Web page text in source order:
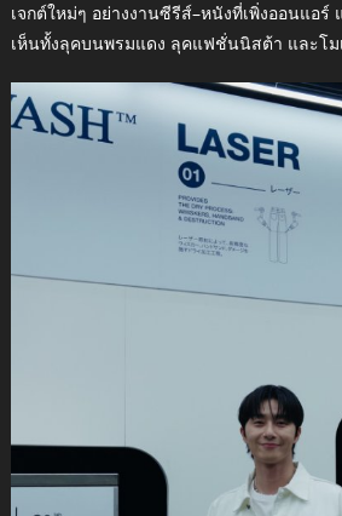
เจกต์ใหม่ๆ อย่างงานซีรีส์–หนังที่เพิ่งออนแอ
เห็นทั้งลุคบนพรมแดง ลุคแฟชั่นนิสต้า และโม